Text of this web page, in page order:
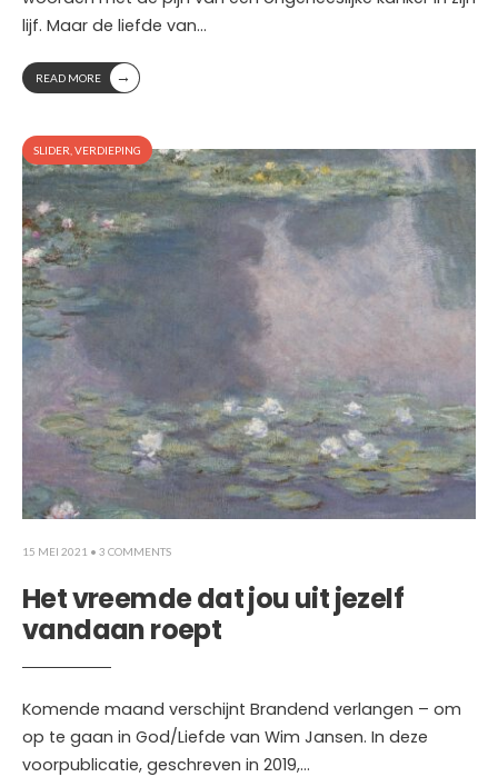
lijf. Maar de liefde van...
READ MORE →
SLIDER VERDIEPING
15 MEI 2021 • 3 COMMENTS
Het vreemde dat jou uit jezelf
vandaan roept
Komende maand verschijnt Brandend verlangen – om
op te gaan in God/Liefde van Wim Jansen. In deze
voorpublicatie, geschreven in 2019,...